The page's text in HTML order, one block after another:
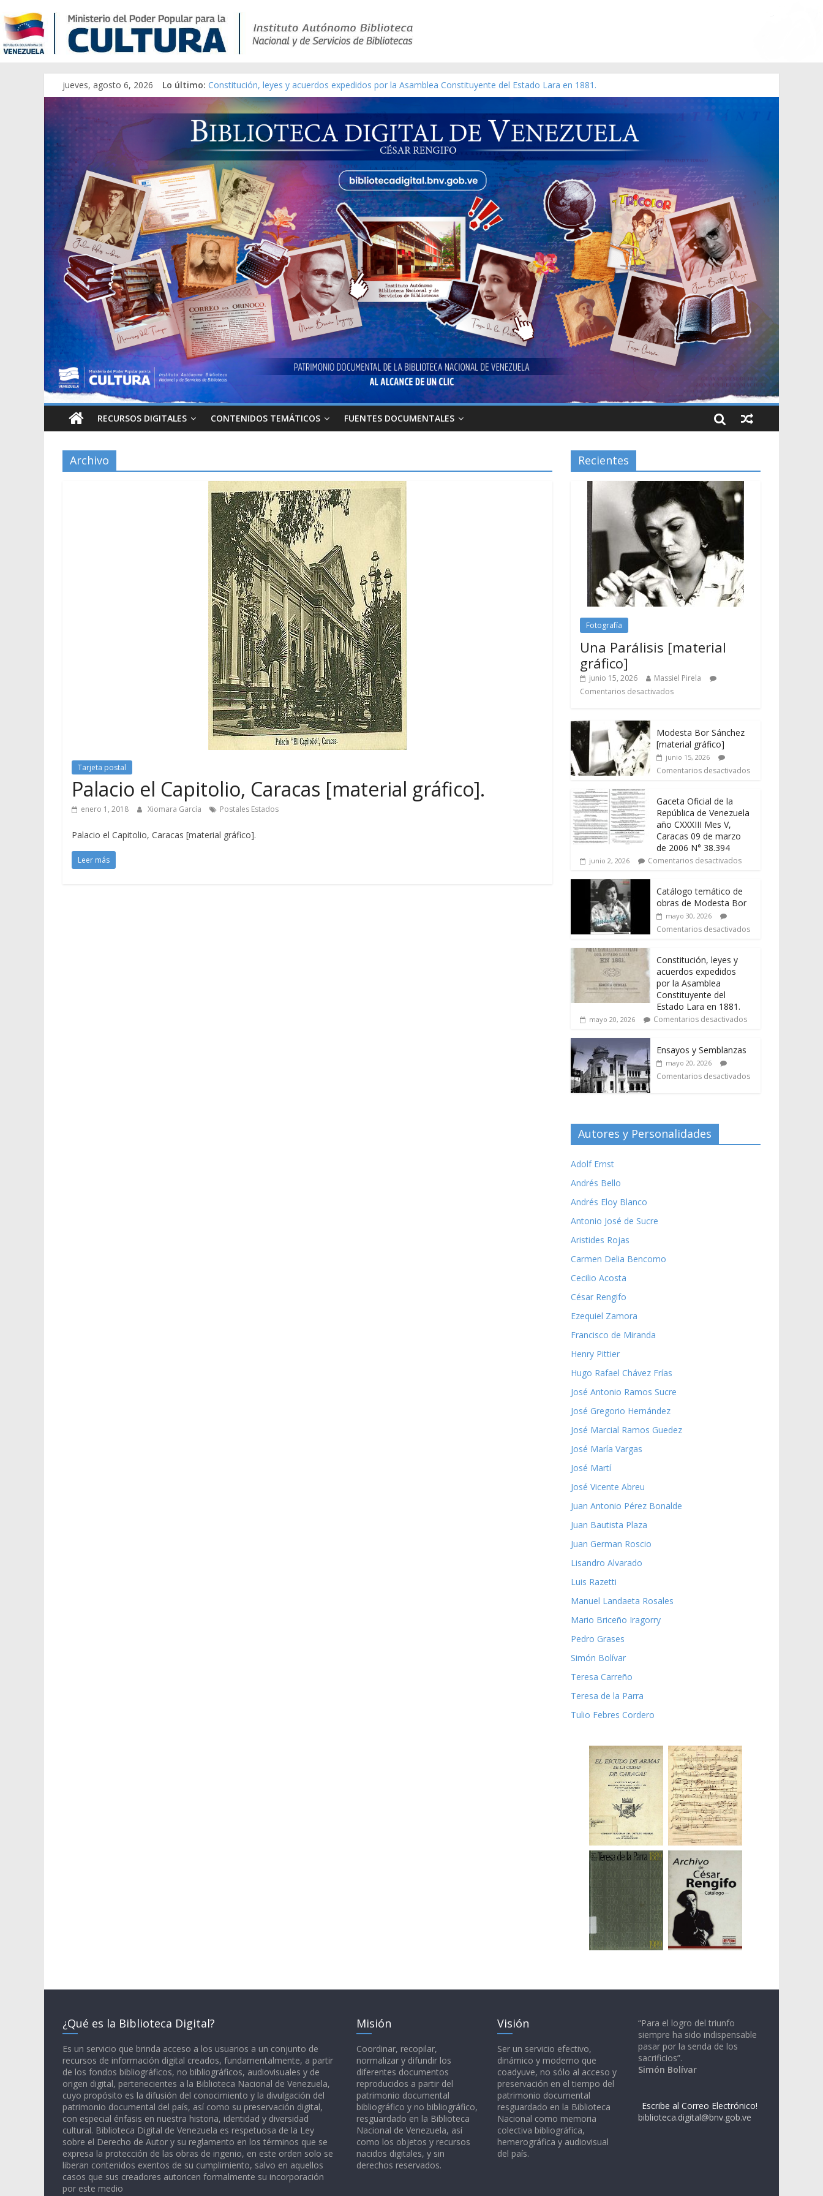
jueves, agosto 6, 2026 Lo último: Constitución, leyes y acuerdos expedidos por la Asamblea Constituyente del Estado Lara en 1881.
Una Parálisis [material gráfico]
Modesta Bor Sánchez [material gráfico]
Gaceta Oficial de la República de Venezuela año CXXXIII Mes V, Caracas 09 de marzo de 2006 N° 38.394
Catálogo temático de obras de Modesta Bor
RECURSOS DIGITALES CONTENIDOS TEMÁTICOS FUENTES DOCUMENTALES
Archivo
Tarjeta postal
Palacio el Capitolio, Caracas [material gráfico].
enero 1, 2018 Xiomara García Postales Estados
Palacio el Capitolio, Caracas [material gráfico].
Leer más
Recientes
Fotografía
Una Parálisis [material
gráfico]
junio 15, 2026
Massiel Pirela
Comentarios desactivados
Modesta Bor Sánchez
[material gráfico]
junio 15, 2026
Comentarios desactivados
Gaceta Oficial de la
República de Venezuela
año CXXXIII Mes V,
Caracas 09 de marzo
de 2006 N° 38.394
junio 2, 2026 Comentarios desactivados
Catálogo temático de
obras de Modesta Bor
mayo 30, 2026
Comentarios desactivados
Constitución, leyes y
acuerdos expedidos
por la Asamblea
Constituyente del
Estado Lara en 1881.
mayo 20, 2026 Comentarios desactivados
Ensayos y Semblanzas
mayo 20, 2026
Comentarios desactivados
Autores y Personalidades
Adolf Ernst
Andrés Bello
Andrés Eloy Blanco
Antonio José de Sucre
Aristides Rojas
Carmen Delia Bencomo
Cecilio Acosta
César Rengifo
Ezequiel Zamora
Francisco de Miranda
Henry Pittier
Hugo Rafael Chávez Frías
José Antonio Ramos Sucre
José Gregorio Hernández
José Marcial Ramos Guedez
José María Vargas
José Martí
José Vicente Abreu
Juan Antonio Pérez Bonalde
Juan Bautista Plaza
Juan German Roscio
Lisandro Alvarado
Luis Razetti
Manuel Landaeta Rosales
Mario Briceño Iragorry
Pedro Grases
Simón Bolívar
Teresa Carreño
Teresa de la Parra
Tulio Febres Cordero
¿Qué es la Biblioteca Digital?
Es un servicio que brinda acceso a los usuarios a un conjunto de
recursos de información digital creados, fundamentalmente, a partir
de los fondos bibliográficos, no bibliográficos, audiovisuales y de
origen digital, pertenecientes a la Biblioteca Nacional de Venezuela,
cuyo propósito es la difusión del conocimiento y la divulgación del
patrimonio documental del país, así como su preservación digital,
con especial énfasis en nuestra historia, identidad y diversidad
cultural. Biblioteca Digital de Venezuela es respetuosa de la Ley
sobre el Derecho de Autor y su reglamento en los términos que se
expresa la protección de las obras de ingenio, en este orden solo se
liberan contenidos exentos de su cumplimiento, salvo en aquellos
casos que sus creadores autoricen formalmente su incorporación
por este medio
Misión
Coordinar, recopilar,
normalizar y difundir los
diferentes documentos
reproducidos a partir del
patrimonio documental
bibliográfico y no bibliográfico,
resguardado en la Biblioteca
Nacional de Venezuela, así
como los objetos y recursos
nacidos digitales, y sin
derechos reservados.
Visión
Ser un servicio efectivo,
dinámico y moderno que
coadyuve, no sólo al acceso y
preservación en el tiempo del
patrimonio documental
resguardado en la Biblioteca
Nacional como memoria
colectiva bibliográfica,
hemerográfica y audiovisual
del país.
“Para el logro del triunfo
siempre ha sido indispensable
pasar por la senda de los
sacrificios”.
Simón Bolívar
Escribe al Correo Electrónico!
biblioteca.digital@bnv.gob.ve